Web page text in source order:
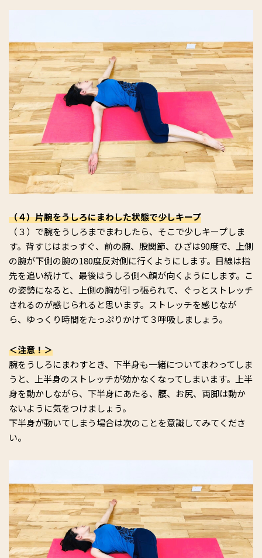
（４）片腕をうしろにまわした状態で少しキープ
（３）で腕をうしろまでまわしたら、そこで少しキープしま
す。背すじはまっすぐ、前の腕、股関節、ひざは90度で、上側
の腕が下側の腕の180度反対側に行くようにします。目線は指
先を追い続けて、最後はうしろ側へ顔が向くようにします。こ
の姿勢になると、上側の胸が引っ張られて、ぐっとストレッチ
されるのが感じられると思います。ストレッチを感じなが
ら、ゆっくり時間をたっぷりかけて３呼吸しましょう。
＜注意！＞
腕をうしろにまわすとき、下半身も一緒についてまわってしま
うと、上半身のストレッチが効かなくなってしまいます。上半
身を動かしながら、下半身にあたる、腰、お尻、両脚は動か
ないように気をつけましょう。
下半身が動いてしまう場合は次のことを意識してみてくださ
い。